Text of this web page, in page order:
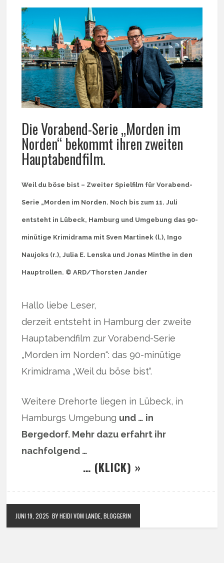
Die Vorabend-Serie „Morden im
Norden“ bekommt ihren zweiten
Hauptabendfilm.
Weil du böse bist – Zweiter Spielfilm für Vorabend-
Serie „Morden im Norden. Noch bis zum 11. Juli
entsteht in Lübeck, Hamburg und Umgebung das 90-
minütige Krimidrama mit Sven Martinek (l.), Ingo
Naujoks (r.), Julia E. Lenska und Jonas Minthe in den
Hauptrollen. © ARD/Thorsten Jander
Hallo liebe Leser,
derzeit entsteht in Hamburg der zweite
Hauptabendfilm zur Vorabend-Serie
„Morden im Norden“: das 90-minütige
Krimidrama „Weil du böse bist“.
Weitere Drehorte liegen in Lübeck, in
Hamburgs Umgebung und … in
Bergedorf. Mehr dazu erfahrt ihr
nachfolgend …
… (KLICK) »
JUNI 19, 2025 BY HEIDI VOM LANDE, BLOGGERIN